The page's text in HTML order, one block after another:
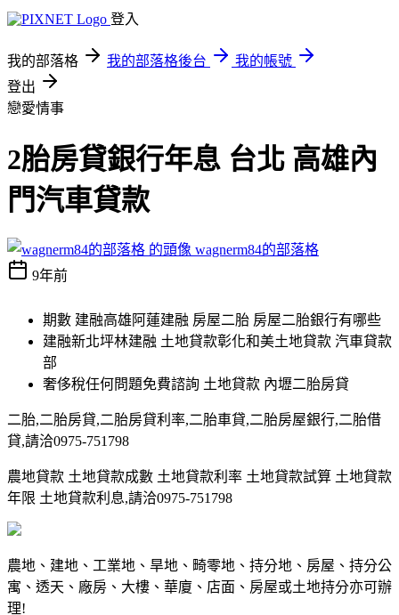
登入
我的部落格 我的部落格後台
我的帳號
登出
戀愛情事
2胎房貸銀行年息 台北 高雄內
門汽車貸款
wagnerm84的部落格
9年前
期數 建融高雄阿蓮建融 房屋二胎 房屋二胎銀行有哪些
建融新北坪林建融 土地貸款彰化和美土地貸款 汽車貸款
部
奢侈稅任何問題免費諮詢 土地貸款 內壢二胎房貸
二胎,二胎房貸,二胎房貸利率,二胎車貸,二胎房屋銀行,二胎借
貸,請洽0975-751798
農地貸款 土地貸款成數 土地貸款利率 土地貸款試算 土地貸款
年限 土地貸款利息,請洽0975-751798
農地、建地、工業地、旱地、畸零地、持分地、房屋、持分公
寓、透天、廠房、大樓、華廈、店面、房屋或土地持分亦可辦
理!